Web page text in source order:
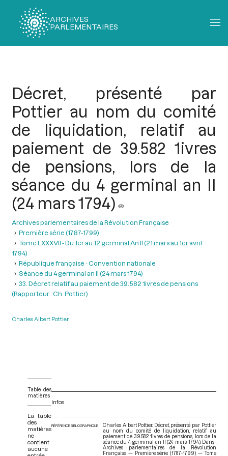
ARCHIVES
PARLEMENTAIRES
Décret, présenté par
Pottier au nom du comité
de liquidation, relatif au
paiement de 39.582 1ivres
de pensions, lors de la
séance du 4 germinal an II
(24 mars 1794)
Archives parlementaires de la Révolution Française
Première série (1787-1799)
Tome LXXXVII - Du 1er au 12 germinal An II (21 mars au 1er avril
1794)
République française - Convention nationale
Séance du 4 germinal an II (24 mars 1794)
33. Décret relatif au paiement de 39.582 1ivres de pensions
(Rapporteur : Ch. Pottier)
Charles Albert Pottier
Table des
matières
La table
des
matières
ne
contient
aucune
Infos
RÉFÉRENCE BIBLIOGRAPHIQUE
Charles Albert Pottier. Décret, présenté par Pottier
au nom du comité de liquidation, relatif au
paiement de 39.582 1ivres de pensions, lors de la
séance du 4 germinal an II (24 mars 1794). Dans :
Archives parlementaires de la Révolution
Française — Première série (1787-1799) — Tome